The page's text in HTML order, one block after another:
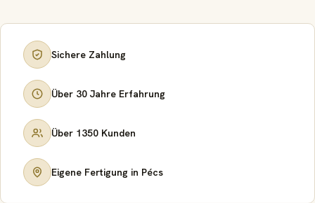
Sichere Zahlung
Über 30 Jahre Erfahrung
Über 1350 Kunden
Eigene Fertigung in Pécs